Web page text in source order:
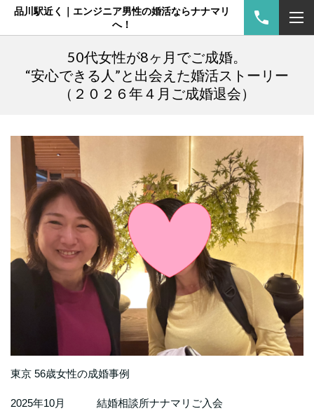
品川駅近く｜エンジニア男性の婚活ならナナマリ
へ！
50代女性が8ヶ月でご成婚。
“安心できる人”と出会えた婚活ストーリー
（２０２６年４月ご成婚退会）
東京 56歳女性の成婚事例
2025年10月 結婚相談所ナナマリご入会